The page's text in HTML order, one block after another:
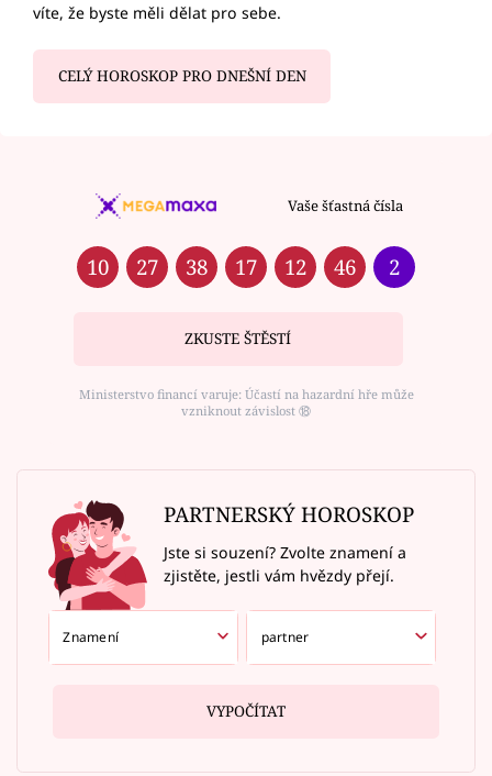
víte, že byste měli dělat pro sebe.
CELÝ HOROSKOP PRO DNEŠNÍ DEN
Vaše šťastná čísla
10 27 38 17 12 46 2
ZKUSTE ŠTĚSTÍ
Ministerstvo financí varuje: Účastí na hazardní hře může
vzniknout závislost ⑱
PARTNERSKÝ HOROSKOP
Jste si souzení? Zvolte znamení a
zjistěte, jestli vám hvězdy přejí.
VYPOČÍTAT